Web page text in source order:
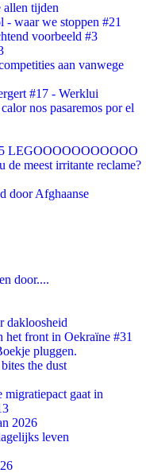
tijden
- waar we stoppen #21
voorbeeld #3
aan vanwege
#17 - Werklui
nos pasaremos por el
LEGOOOOOOOOOOO
de meest irritante reclame?
door Afghaanse
door....
dakloosheid
het front in Oekraïne #31
pluggen.
the dust
migratiepact gaat in
2026
leven